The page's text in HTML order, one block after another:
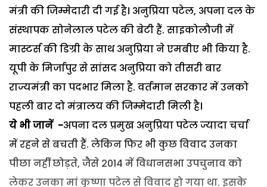
मंत्री की जिम्मेदारी दी गई है। अनुप्रिया पटेल, अपना दल के
संस्थापक सोनेलाल पटेल की बेटी हैं. साइकोलौजी में
मास्टर्स की डिग्री के साथ अनुप्रिया ने एमबीए भी किया है.
यूपी के मिर्जापुर से सांसद अनुप्रिया को तीसरी बार
राज्यमंत्री का पदभार मिला है. वर्तमान सरकार में उनको
पहली बार दो मंत्रालय की जिम्मेदारी मिली है।
ये भी जानें -अपना दल प्रमुख अनुप्रिया पटेल ज्यादा चर्चा
में रहने से बचती हैं. लेकिन फिर भी कुछ विवाद उनका
पीछा नहीं छोड़ते, जैसे 2014 में विधानसभा उपचुनाव को
लेकर उनका मां कृष्णा पटेल से विवाद हो गया था. इसके